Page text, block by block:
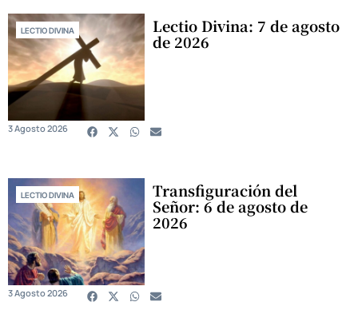
LECTIO DIVINA Lectio Divina: 7 de agosto
de 2026
3 Agosto 2026
LECTIO DIVINA Transfiguración del
Señor: 6 de agosto de
2026
3 Agosto 2026